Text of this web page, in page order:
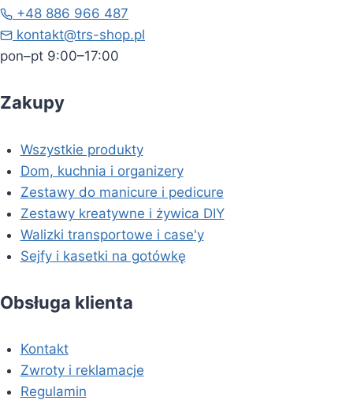
+48 886 966 487
kontakt@trs-shop.pl
pon–pt 9:00–17:00
Zakupy
Wszystkie produkty
Dom, kuchnia i organizery
Zestawy do manicure i pedicure
Zestawy kreatywne i żywica DIY
Walizki transportowe i case'y
Sejfy i kasetki na gotówkę
Obsługa klienta
Kontakt
Zwroty i reklamacje
Regulamin